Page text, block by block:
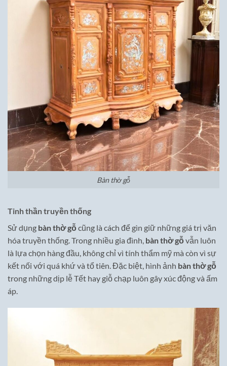
Bàn thờ gỗ
Tinh thần truyền thống
Sử dụng bàn thờ gỗ cũng là cách để gìn giữ những giá trị văn
hóa truyền thống. Trong nhiều gia đình, bàn thờ gỗ vẫn luôn
là lựa chọn hàng đầu, không chỉ vì tính thẩm mỹ mà còn vì sự
kết nối với quá khứ và tổ tiên. Đặc biệt, hình ảnh bàn thờ gỗ
trong những dịp lễ Tết hay giỗ chạp luôn gây xúc động và ấm
áp.